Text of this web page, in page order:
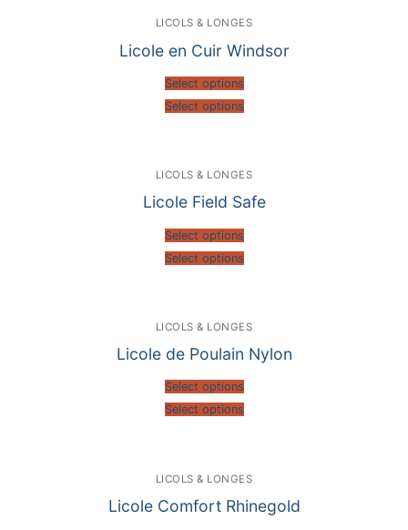
LICOLS & LONGES
Licole en Cuir Windsor
Select options
Select options
LICOLS & LONGES
Licole Field Safe
Select options
Select options
LICOLS & LONGES
Licole de Poulain Nylon
Select options
Select options
LICOLS & LONGES
Licole Comfort Rhinegold